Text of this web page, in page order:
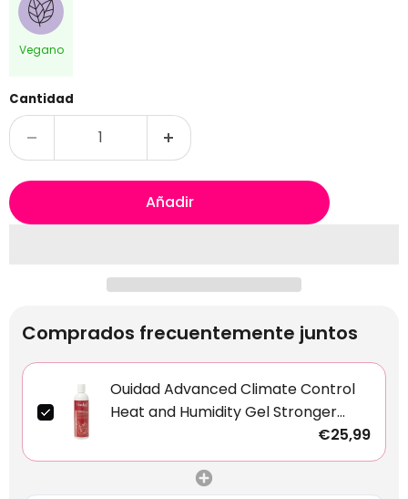
Vegano
Cantidad
Añadir
Comprados frecuentemente juntos
Ouidad Advanced Climate Control
Heat and Humidity Gel Stronger
€25,99